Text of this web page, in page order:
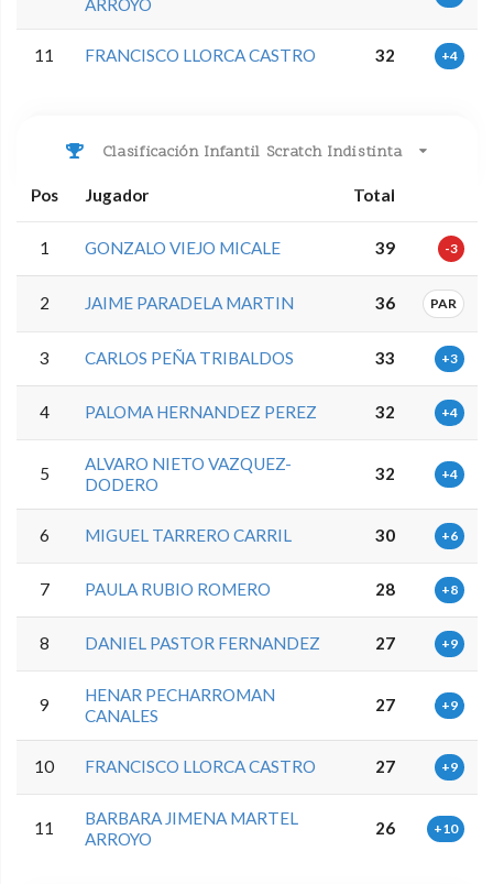
ARROYO
11 FRANCISCO LLORCA CASTRO 32 +4
Clasificación Infantil Scratch Indistinta
Pos Jugador Total
1 GONZALO VIEJO MICALE 39 -3
2 JAIME PARADELA MARTIN 36 PAR
3 CARLOS PEÑA TRIBALDOS 33 +3
4 PALOMA HERNANDEZ PEREZ 32 +4
5
ALVARO NIETO VAZQUEZ-
DODERO
32 +4
6 MIGUEL TARRERO CARRIL 30 +6
7 PAULA RUBIO ROMERO 28 +8
8 DANIEL PASTOR FERNANDEZ 27 +9
9
HENAR PECHARROMAN
CANALES
27 +9
10 FRANCISCO LLORCA CASTRO 27 +9
11
BARBARA JIMENA MARTEL
ARROYO
26 +10